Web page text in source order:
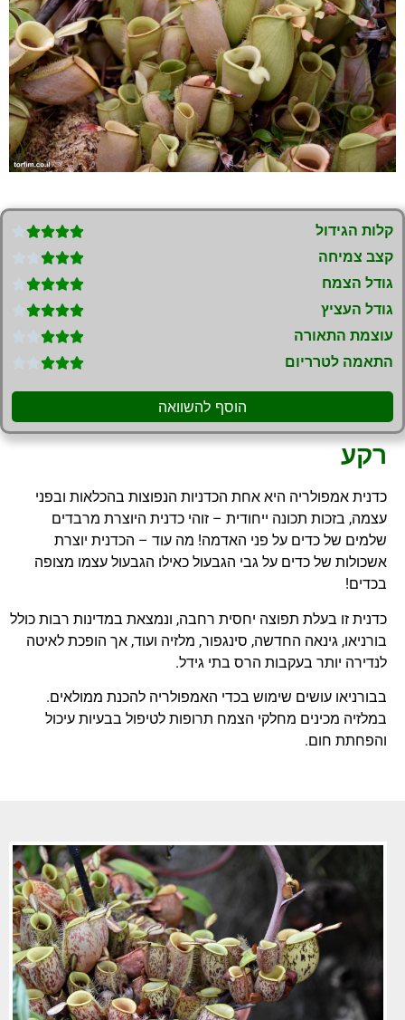
קלות הגידול 



קצב צמיחה 


גודל הצמח 



גודל העציץ 



עוצמת התאורה 


התאמה לטרריום 


הוסף להשוואה
רקע
כדנית אמפולריה היא אחת הכדניות הנפוצות בהכלאות ובפני
עצמה, בזכות תכונה ייחודית – זוהי כדנית היוצרת מרבדים
שלמים של כדים על פני האדמה! מה עוד – הכדנית יוצרת
אשכולות של כדים על גבי הגבעול כאילו הגבעול עצמו מצופה
בכדים!
כדנית זו בעלת תפוצה יחסית רחבה, ונמצאת במדינות רבות כולל
בורניאו, גינאה החדשה, סינגפור, מלזיה ועוד, אך הופכת לאיטה
לנדירה יותר בעקבות הרס בתי גידל.
בבורניאו עושים שימוש בכדי האמפולריה להכנת ממולאים.
במלזיה מכינים מחלקי הצמח תרופות לטיפול בבעיות עיכול
והפחתת חום.